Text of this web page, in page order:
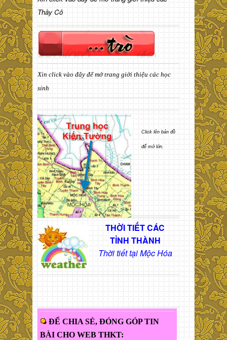
Thầy Cô
Xin click vào đây để mở trang giới thiệu các học
sinh
Click lên bản đồ
để mở lớn.
THỜI TIẾT CÁC
TỈNH THÀNH
Thời tiết tại Mộc Hóa
ĐỂ CHIA SẺ, ĐÓNG GÓP TIN
BÀI CHO WEB THKT: